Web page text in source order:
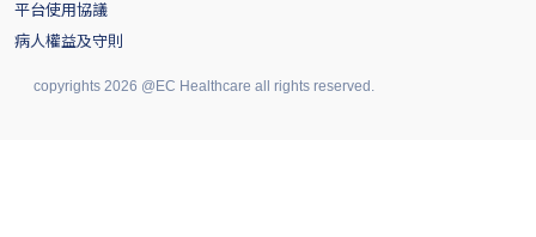
平台使用協議
病人權益及守則
copyrights 2026 @EC Healthcare all rights reserved.